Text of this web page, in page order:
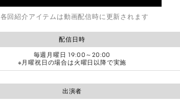
各回紹介アイテムは動画配信時に更新されます
配信日時
毎週月曜日 19:00～20:00
※月曜祝日の場合は火曜日以降で実施
出演者